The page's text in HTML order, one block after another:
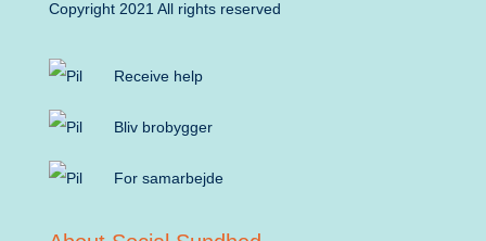
Copyright 2021 All rights reserved
Receive help
Bliv brobygger
For samarbejde